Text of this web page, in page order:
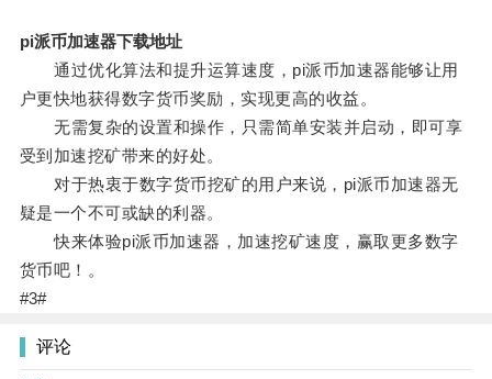
pi派币加速器下载地址
通过优化算法和提升运算速度，pi派币加速器能够让用
户更快地获得数字货币奖励，实现更高的收益。
无需复杂的设置和操作，只需简单安装并启动，即可享
受到加速挖矿带来的好处。
对于热衷于数字货币挖矿的用户来说，pi派币加速器无
疑是一个不可或缺的利器。
快来体验pi派币加速器，加速挖矿速度，赢取更多数字
货币吧！。
#3#
评论